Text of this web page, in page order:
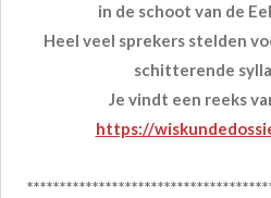
in de schoot van de
Heel veel sprekers stelden
schitterende
Je vindt een reeks
https://